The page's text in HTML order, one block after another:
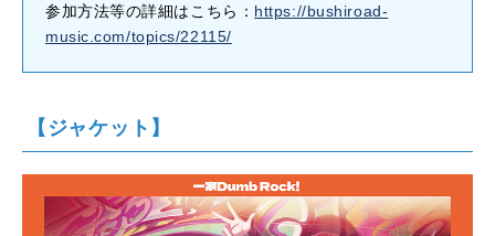
参加方法等の詳細はこちら： https://bushiroad-
music.com/topics/22115/
【ジャケット】